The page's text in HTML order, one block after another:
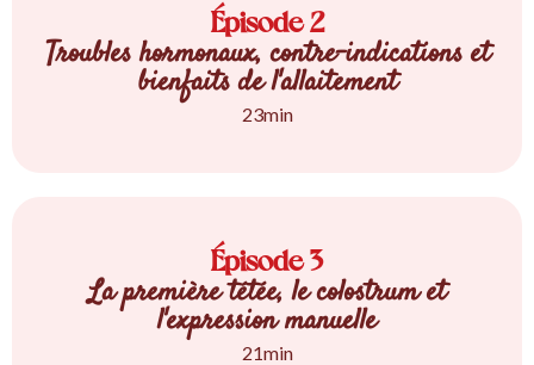
Épisode 2
Troubles hormonaux, contre-indications et
bienfaits de l'allaitement
23min
Épisode 3
La première tétée, le colostrum et
l'expression manuelle
21min